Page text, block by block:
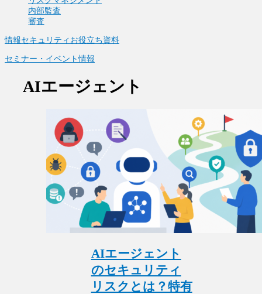
内部監査
審査
情報セキュリティお役立ち資料
セミナー・イベント情報
AIエージェント
AIエージェント
のセキュリティ
リスクとは？特有